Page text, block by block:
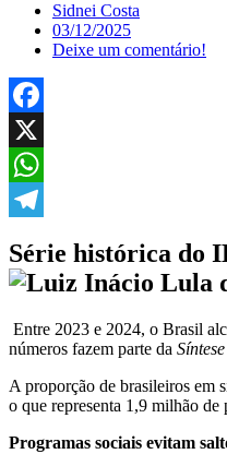
Sidnei Costa
03/12/2025
Deixe um comentário!
Facebook
X
WhatsApp
Série histórica do
Entre 2023 e 2024, o Brasil
números fazem parte da
A proporção de brasileiros em
o que representa 1,9 milhão de
Programas sociais evitam